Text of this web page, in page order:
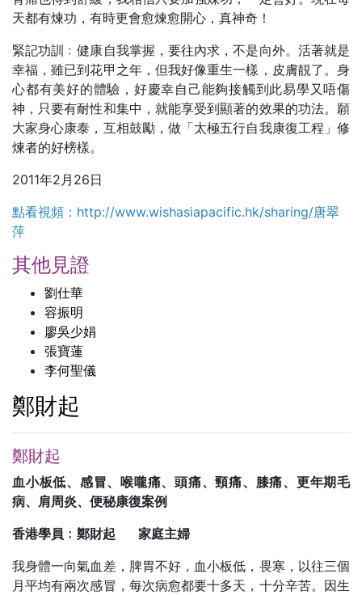
天都有煉功，有時更會愈煉愈開心，真神奇！
緊記功訓﹕健康自我掌握，要往內求，不是向外。活著就是
幸福，雖已到花甲之年，但我好像重生一樣，皮膚靚了。身
心都有美好的體驗，好慶幸自己能夠接觸到此易學又唔傷
神，只要有耐性和集中，就能享受到顯著的效果的功法。願
大家身心康泰，互相鼓勵，做「太極五行自我康復工程」修
煉者的好榜樣。
2011年2月26日
點看視頻：http://www.wishasiapacific.hk/sharing/唐翠
萍
其他見證
劉仕華
容振明
廖吳少娟
張寶蓮
李何聖儀
鄭財起
鄭財起
血小板低、感冒、喉嚨痛、頭痛、頸痛、膝痛、更年期毛
病、肩周炎、便秘康復案例
香港學員﹕鄭財起 家庭主婦
我身體一向氣血差，脾胃不好，血小板低，畏寒，以往三個
月平均有兩次感冒，每次病愈都要十多天，十分辛苦。因生